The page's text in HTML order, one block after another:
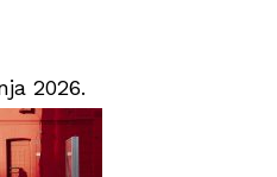
2026.